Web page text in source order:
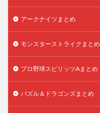
アークナイツまとめ
モンスターストライクまとめ
プロ野球スピリッツAまとめ
パズル＆ドラゴンズまとめ